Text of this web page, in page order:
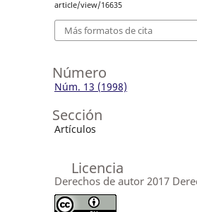
article/view/16635
Más formatos de cita
Número
Núm. 13 (1998)
Sección
Artículos
Licencia
Derechos de autor 2017